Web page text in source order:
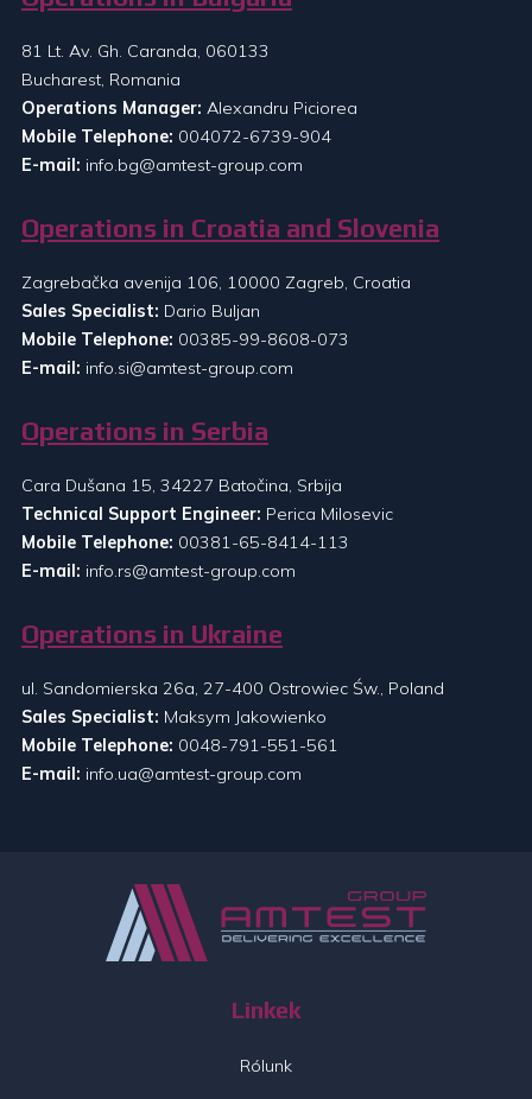
81 Lt. Av. Gh. Caranda, 060133
Bucharest, Romania
Operations Manager: Alexandru Piciorea
Mobile Telephone: 004072-6739-904
E-mail: info.bg@amtest-group.com
Operations in Croatia and Slovenia
Zagrebačka avenija 106, 10000 Zagreb, Croatia
Sales Specialist: Dario Buljan
Mobile Telephone: 00385-99-8608-073
E-mail: info.si@amtest-group.com
Operations in Serbia
Cara Dušana 15, 34227 Batočina, Srbija
Technical Support Engineer: Perica Milosevic
Mobile Telephone: 00381-65-8414-113
E-mail: info.rs@amtest-group.com
Operations in Ukraine
ul. Sandomierska 26a, 27-400 Ostrowiec Św., Poland
Sales Specialist: Maksym Jakowienko
Mobile Telephone: 0048-791-551-561
E-mail: info.ua@amtest-group.com
Linkek
Rólunk